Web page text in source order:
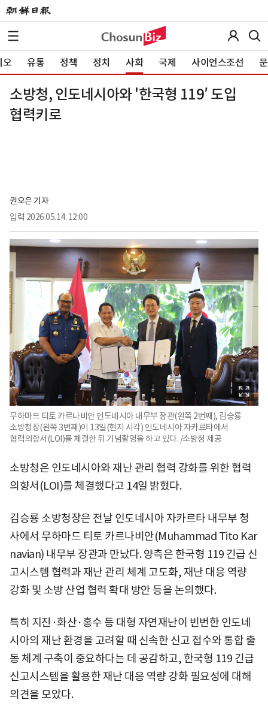
오 유통 정책 정치 사회 국제 사이언스조선
소방청, 인도네시아와 '한국형 119′ 도입
협력키로
권오은 기자
입력 2026.05.14. 12:00
무하마드 티토 카르나비안 인도네시아 내무부 장관(왼쪽 2번째), 김승룡
소방청장(왼쪽 3번째)이 13일(현지 시각) 인도네시아 자카르타에서
협력의향서(LOI)를 체결한 뒤 기념촬영을 하고 있다. /소방청 제공
소방청은 인도네시아와 재난 관리 협력 강화를 위한 협력
의향서(LOI)를 체결했다고 14일 밝혔다.
김승룡 소방청장은 전날 인도네시아 자카르타 내무부 청
사에서 무하마드 티토 카르나비안(Muhammad Tito Kar
navian) 내무부 장관과 만났다. 양측은 한국형 119 긴급 신
고시스템 협력과 재난 관리 체계 고도화, 재난 대응 역량
강화 및 소방 산업 협력 확대 방안 등을 논의했다.
특히 지진·화산·홍수 등 대형 자연재난이 빈번한 인도네
시아의 재난 환경을 고려할 때 신속한 신고 접수와 통합 출
동 체계 구축이 중요하다는 데 공감하고, 한국형 119 긴급
신고시스템을 활용한 재난 대응 역량 강화 필요성에 대해
의견을 모았다.